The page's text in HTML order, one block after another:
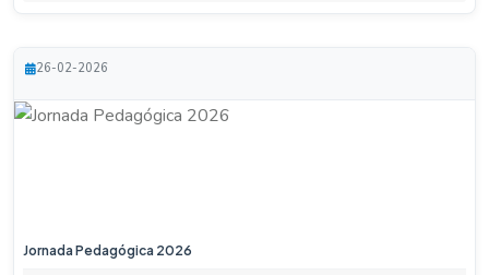
26-02-2026
Jornada Pedagógica 2026